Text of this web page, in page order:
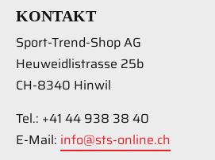
KONTAKT
Sport-Trend-Shop AG
Heuweidlistrasse 25b
CH-8340 Hinwil
Tel.: +41 44 938 38 40
E-Mail: info@sts-online.ch